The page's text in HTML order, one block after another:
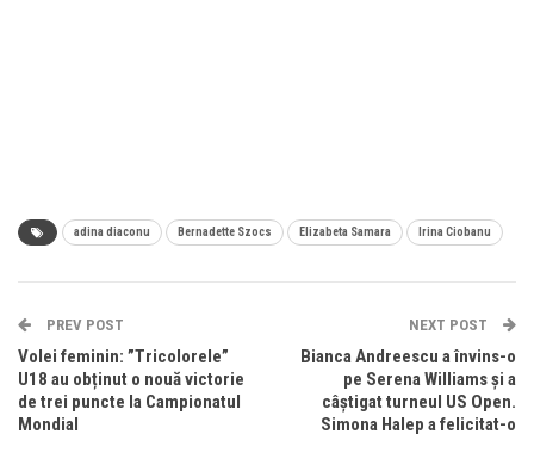
adina diaconu Bernadette Szocs Elizabeta Samara Irina Ciobanu
PREV POST
Volei feminin: ”Tricolorele”
U18 au obținut o nouă victorie
de trei puncte la Campionatul
Mondial
NEXT POST
Bianca Andreescu a învins-o
pe Serena Williams şi a
câştigat turneul US Open.
Simona Halep a felicitat-o